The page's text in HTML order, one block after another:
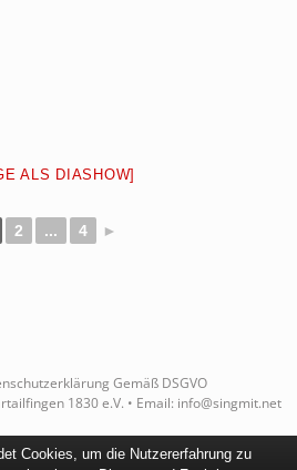
ALS DIASHOW]
2 ... 4 ►
Gemäß DSGVO
1830 e.V. • Email: info@singmit.net
Cookies, um die Nutzererfahrung zu